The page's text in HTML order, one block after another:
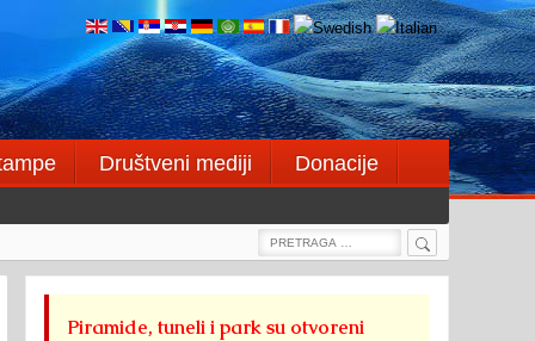
Društveni mediji
Donacije
Search
Search
Piramide, tuneli i park su otvoreni